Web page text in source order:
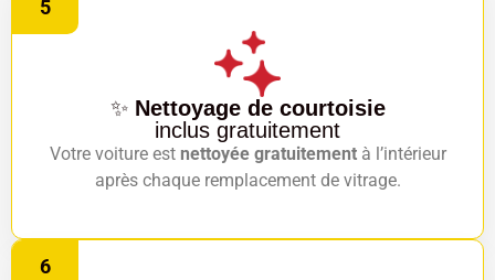
5
✨ Nettoyage de courtoisie
inclus gratuitement
Votre voiture est nettoyée gratuitementà l’intérieur
après chaque remplacement de vitrage.
6